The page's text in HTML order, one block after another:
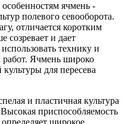
ячмень -
полевого севооборота.
отличается коротким
созревает и дает
технику и
работ. Ячмень широко
для пересева
и пластичная культура
приспособляемость
широкое